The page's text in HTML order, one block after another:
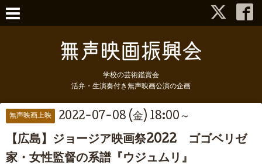
学校の芸術鑑賞会
活弁・生演奏付き無声映画公演の企画
無声映画上映 2022-07-08 (金) 18:00～
【広島】ジョージア映画祭2022 ゴゴベリゼ
家・女性監督の系譜『ウジュムリ』